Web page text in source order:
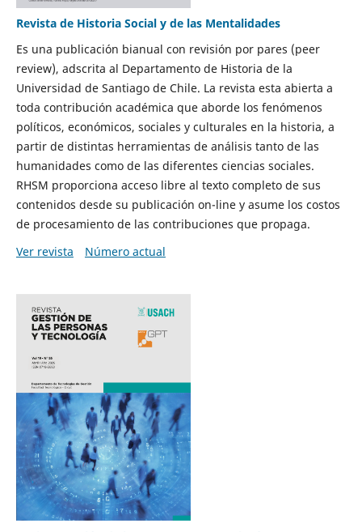
Revista de Historia Social y de las Mentalidades
Es una publicación bianual con revisión por pares (peer
review), adscrita al Departamento de Historia de la
Universidad de Santiago de Chile. La revista esta abierta a
toda contribución académica que aborde los fenómenos
políticos, económicos, sociales y culturales en la historia, a
partir de distintas herramientas de análisis tanto de las
humanidades como de las diferentes ciencias sociales.
RHSM proporciona acceso libre al texto completo de sus
contenidos desde su publicación on-line y asume los costos
de procesamiento de las contribuciones que propaga.
Ver revista
Número actual